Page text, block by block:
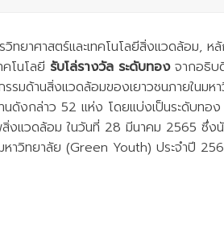
ทยาศาสตร์และเทคโนโลยีสิ่งแวดล้อม,
โนโลยี รับโล่รางวัล ระดับทองจากอธิบ
รมด้านสิ่งแวดล้อมของเยาวชนภายในม
นดังกล่าว 52 แห่ง โดยแบ่งเป็นระดับ
งแวดล้อม ในวันที่ 28 มีนาคม 2565 ซึ่
มหาวิทยาลัย (Green Youth) ประจำปี